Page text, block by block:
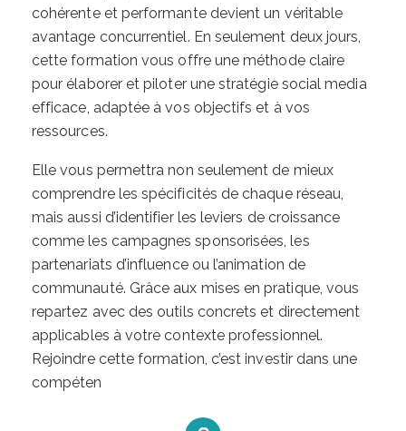
cohérente et performante devient un véritable
avantage concurrentiel. En seulement deux jours,
cette formation vous offre une méthode claire
pour élaborer et piloter une stratégie social media
efficace, adaptée à vos objectifs et à vos
ressources.
Elle vous permettra non seulement de mieux
comprendre les spécificités de chaque réseau,
mais aussi d’identifier les leviers de croissance
comme les campagnes sponsorisées, les
partenariats d’influence ou l’animation de
communauté. Grâce aux mises en pratique, vous
repartez avec des outils concrets et directement
applicables à votre contexte professionnel.
Rejoindre cette formation, c’est investir dans une
compéten